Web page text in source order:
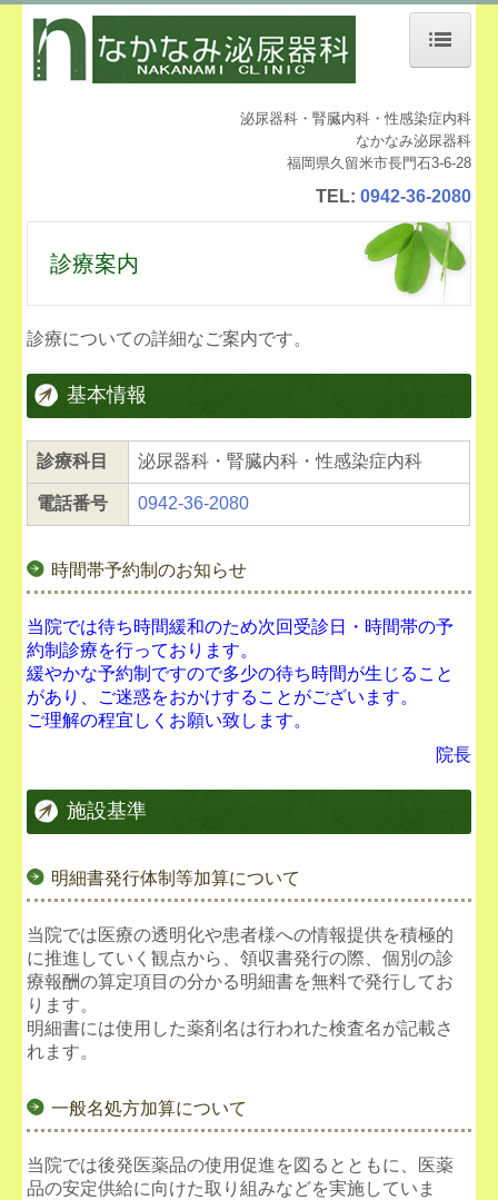
院内紹介
ウロマスター
交通案内
個人情報保護方針
泌尿器科・腎臓内科・性感染症内科
なかなみ泌尿器科
福岡県久留米市長門石3-6-28
TEL: 0942-36-2080
診療案内
診療についての詳細なご案内です。
基本情報
診療科目 泌尿器科・腎臓内科・性感染症内科
電話番号 0942-36-2080
時間帯予約制のお知らせ
当院では待ち時間緩和のため次回受診日・時間帯の予
約制診療を行っております。
緩やかな予約制ですので多少の待ち時間が生じること
があり、ご迷惑をおかけすることがございます。
ご理解の程宜しくお願い致します。
院長
施設基準
明細書発行体制等加算について
当院では医療の透明化や患者様への情報提供を積極的
に推進していく観点から、領収書発行の際、個別の診
療報酬の算定項目の分かる明細書を無料で発行してお
ります。
明細書には使用した薬剤名は行われた検査名が記載さ
れます。
一般名処方加算について
当院では後発医薬品の使用促進を図るとともに、医薬
品の安定供給に向けた取り組みなどを実施していま